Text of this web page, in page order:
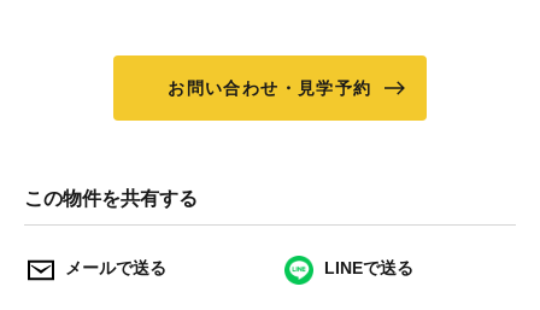
お問い合わせ・見学予約
この物件を共有する
メールで送る LINEで送る